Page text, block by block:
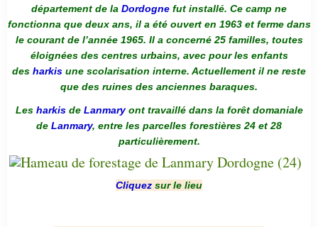
département de la Dordogne fut installé. Ce camp ne
fonctionna que deux ans, il a été ouvert en 1963 et ferme dans
le courant de l’année 1965. Il a concerné 25 familles, toutes
éloignées des centres urbains, avec pour les enfants
des harkis une scolarisation interne. Actuellement il ne reste
que des ruines des anciennes baraques.
Les harkis de Lanmaryont travaillé dans la forêt domaniale
de Lanmary, entre les parcelles forestières 24 et 28
particulièrement.
Cliquez sur le lieu